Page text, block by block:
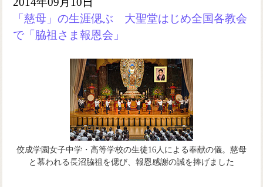
「慈母」の生涯偲ぶ 大聖堂はじめ全国各教会
で「脇祖さま報恩会」
佼成学園女子中学・高等学校の生徒16人による奉献の儀。慈母
と慕われる長沼脇祖を偲び、報恩感謝の誠を捧げました